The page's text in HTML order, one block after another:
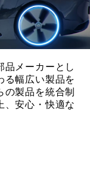
品メーカーとし
る幅広い製品を
の製品を統合制
、安心・快適な